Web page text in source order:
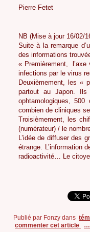
Pierre Fetet
NB (Mise à jour 16/02/
Suite à la remarque
des informations
« Premièrement,
infections par le virus
Deuxièmement, les «
partout au Japon. Ils
ophtamologiques,
combien de cliniques
Troisièmement, les
(numérateur) / le
L’idée de diffuser des
étrange. L’information
radioactivité… Le
Publié par Fonzy dans
commenter cet article
…